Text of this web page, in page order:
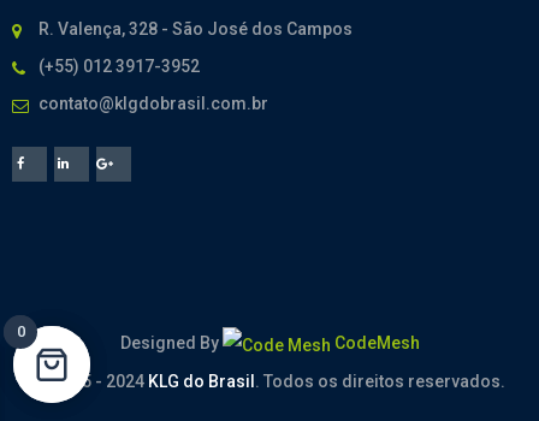
R. Valença, 328 - São José dos Campos
(+55) 012 3917-3952
contato@klgdobrasil.com.br
Designed By
CodeMesh
© 2005 - 2024 KLG do Brasil. Todos os direitos reservados.
0
0